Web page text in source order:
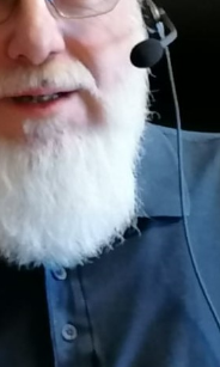
Ziebarth